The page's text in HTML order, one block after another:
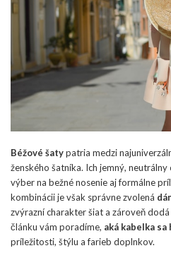
Béžové šatypatria medzi
ženského šatníka. Ich jemný,
výber na bežné nosenie aj formálne
kombinácii je však správne zvolená
zvýrazní charakter šiat a zároveň
článku vám poradíme, aká kabelka
príležitosti, štýlu a farieb doplnkov.